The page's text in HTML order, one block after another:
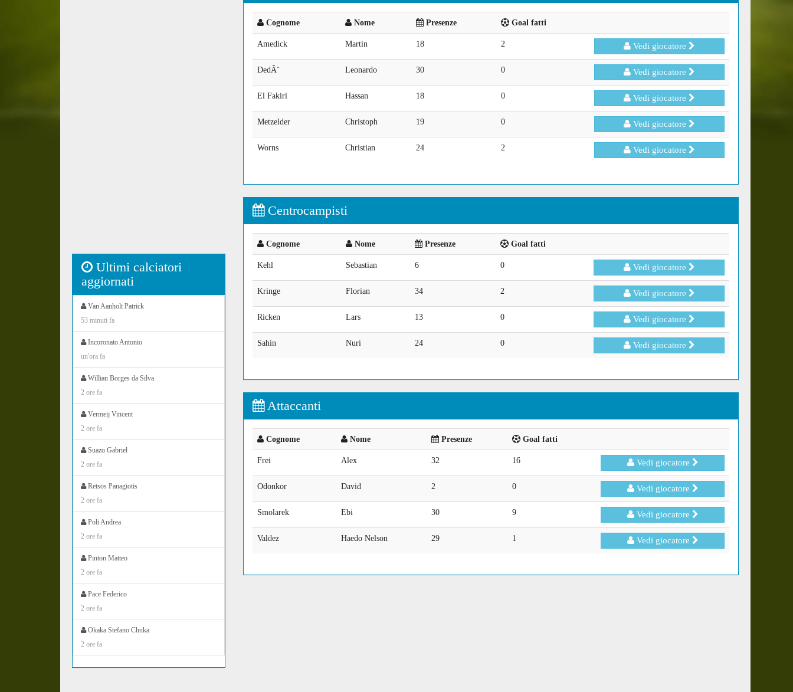
Ultimi calciatori
aggiornati
Van Aanholt Patrick
53 minuti fa
Incoronato Antonio
un'ora fa
Willian Borges da Silva
2 ore fa
Vermeij Vincent
2 ore fa
Suazo Gabriel
2 ore fa
Retsos Panagiotis
2 ore fa
Poli Andrea
2 ore fa
Pinton Matteo
2 ore fa
Pace Federico
2 ore fa
Okaka Stefano Chuka
2 ore fa
Cognome Nome Presenze Goal fatti
Amedick Martin 18 2 Vedi giocatore
DedÃ¨ Leonardo 30 0 Vedi giocatore
El Fakiri Hassan 18 0 Vedi giocatore
Metzelder Christoph 19 0 Vedi giocatore
Worns Christian 24 2 Vedi giocatore
Centrocampisti
Cognome Nome Presenze Goal fatti
Kehl Sebastian 6 0 Vedi giocatore
Kringe Florian 34 2 Vedi giocatore
Ricken Lars 13 0 Vedi giocatore
Sahin Nuri 24 0 Vedi giocatore
Attaccanti
Cognome Nome Presenze Goal fatti
Frei Alex 32 16 Vedi giocatore
Odonkor David 2 0 Vedi giocatore
Smolarek Ebi 30 9 Vedi giocatore
Valdez Haedo Nelson 29 1 Vedi giocatore